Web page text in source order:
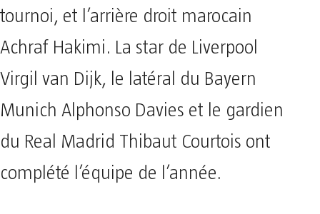
tournoi, et l’arrière droit marocain
Achraf Hakimi. La star de Liverpool
Virgil van Dijk, le latéral du Bayern
Munich Alphonso Davies et le gardien
du Real Madrid Thibaut Courtois ont
complété l’équipe de l’année.